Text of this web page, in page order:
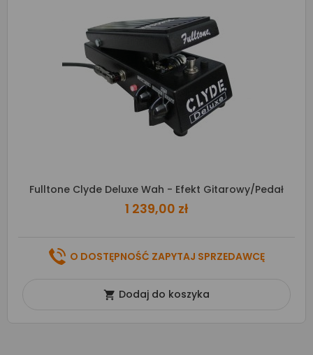
Fulltone Clyde Deluxe Wah - Efekt Gitarowy/pedał
1 239,00 zł
O DOSTĘPNOŚĆ ZAPYTAJ SPRZEDAWCĘ
 Dodaj do koszyka